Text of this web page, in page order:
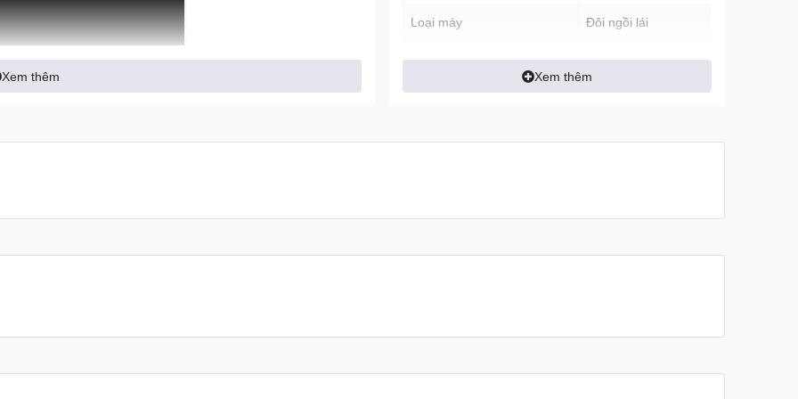
Xem thêm
Loại máy Đôi ngồi lái
Xem thêm